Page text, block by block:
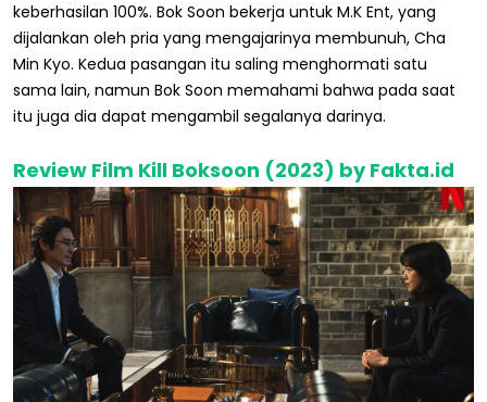
keberhasilan 100%. Bok Soon bekerja untuk M.K Ent, yang
dijalankan oleh pria yang mengajarinya membunuh, Cha
Min Kyo. Kedua pasangan itu saling menghormati satu
sama lain, namun Bok Soon memahami bahwa pada saat
itu juga dia dapat mengambil segalanya darinya.
Review Film Kill Boksoon (2023) by Fakta.id